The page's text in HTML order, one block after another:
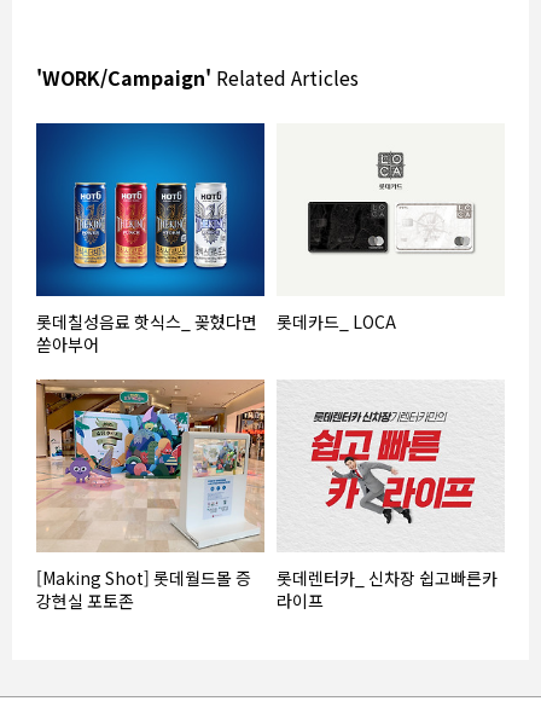
'WORK/Campaign' Related Articles
롯데칠성음료 핫식스_ 꽂혔다면
쏟아부어
롯데카드_ LOCA
[Making Shot] 롯데월드몰 증
강현실 포토존
롯데렌터카_ 신차장 쉽고빠른카
라이프